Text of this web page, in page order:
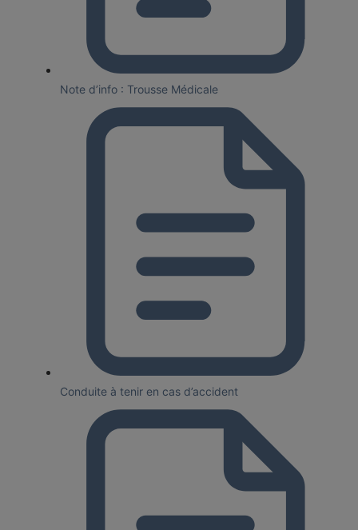
Note d’info : Trousse Médicale
Conduite à tenir en cas d’accident